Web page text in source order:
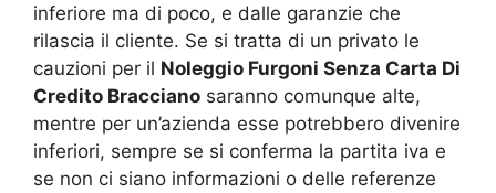
inferiore ma di poco, e dalle garanzie che
rilascia il cliente. Se si tratta di un privato le
cauzioni per il Noleggio Furgoni Senza Carta Di
Credito Bracciano saranno comunque alte,
mentre per un’azienda esse potrebbero divenire
inferiori, sempre se si conferma la partita iva e
se non ci siano informazioni o delle referenze